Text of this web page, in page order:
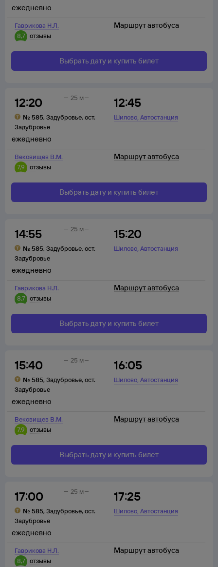
Гаврикова Н.Л.
8,7 отзывы
ежедневно
Маршрут автобуса
Выбрать дату и купить билет
12:20
№ 585, Задубровье, ост.
Задубровье
12:45
Шилово,Автостанция
25 м
Вековищев В.М.
7,9
отзывы
ежедневно
Маршрут автобуса
Выбрать дату и купить билет
14:55
№ 585, Задубровье, ост.
Задубровье
15:20
Шилово,Автостанция
25 м
Гаврикова Н.Л.
8,7 отзывы
ежедневно
Маршрут автобуса
Выбрать дату и купить билет
15:40
№ 585, Задубровье, ост.
Задубровье
16:05
Шилово,Автостанция
25 м
Вековищев В.М.
7,9
отзывы
ежедневно
Маршрут автобуса
Выбрать дату и купить билет
17:00
№ 585, Задубровье, ост.
Задубровье
17:25
Шилово,Автостанция
25 м
Гаврикова Н.Л.
8,7 отзывы
ежедневно
Маршрут автобуса